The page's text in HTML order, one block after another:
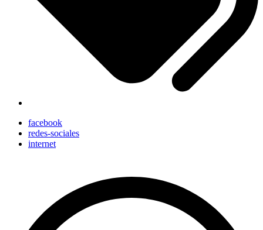
facebook
redes-sociales
internet